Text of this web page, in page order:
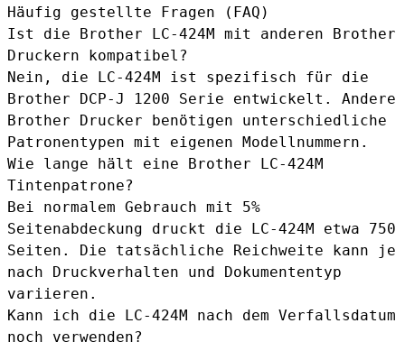
Häufig gestellte Fragen (FAQ)
Ist die Brother LC-424M mit anderen Brother
Druckern kompatibel?
Nein, die LC-424M ist spezifisch für die
Brother DCP-J 1200 Serie entwickelt. Andere
Brother Drucker benötigen unterschiedliche
Patronentypen mit eigenen Modellnummern.
Wie lange hält eine Brother LC-424M
Tintenpatrone?
Bei normalem Gebrauch mit 5%
Seitenabdeckung druckt die LC-424M etwa 750
Seiten. Die tatsächliche Reichweite kann je
nach Druckverhalten und Dokumententyp
variieren.
Kann ich die LC-424M nach dem Verfallsdatum
noch verwenden?